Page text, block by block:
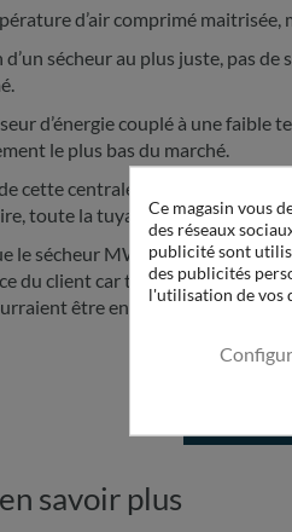
d’air comprimé maitrisée,
d’un sécheur au plus juste, pas
d’énergie couplé à une faible
le plus bas du marché.
cette centrale est de 3600 m3/h.
toute la tuyauterie de
le sécheur MWE n’utilise pas
du client car toute pollution
être ensuite disséminées
savoir plus
Ce magasin vous
des réseaux
publicité sont
des publicités
l'utilisation de vos